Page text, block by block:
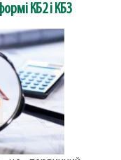
КБ2 і КБ3